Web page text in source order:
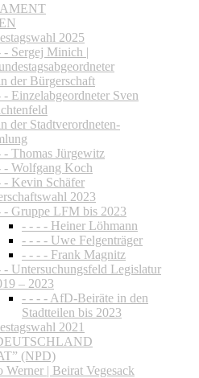
2025
- Sergej Minich |
der Bürgerschaft
- Einzelabgeordneter Sven
der Stadtverordneten-
- Thomas Jürgewitz
- Wolfgang Koch
- Kevin Schäfer
2023
- Gruppe LFM bis 2023
- - - - Heiner Löhmann
- - - - Uwe Felgenträger
- - - - Frank Magnitz
- Untersuchungsfeld Legislatur
– 2023
- - - - AfD-Beiräte in den
Stadtteilen bis 2023
2021
(NPD)
Werner | Beirat Vegesack